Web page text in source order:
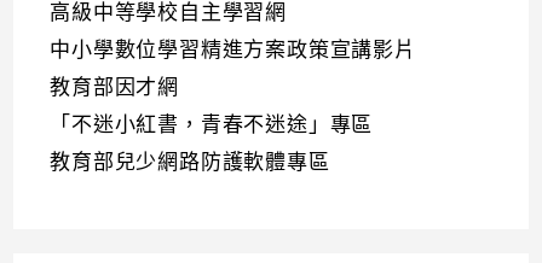
高級中等學校自主學習網
中小學數位學習精進方案政策宣講影片
教育部因才網
「不迷小紅書，青春不迷途」專區
教育部兒少網路防護軟體專區